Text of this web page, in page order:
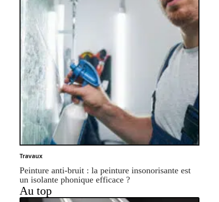
Travaux
Peinture anti-bruit : la peinture insonorisante est
un isolante phonique efficace ?
Au top